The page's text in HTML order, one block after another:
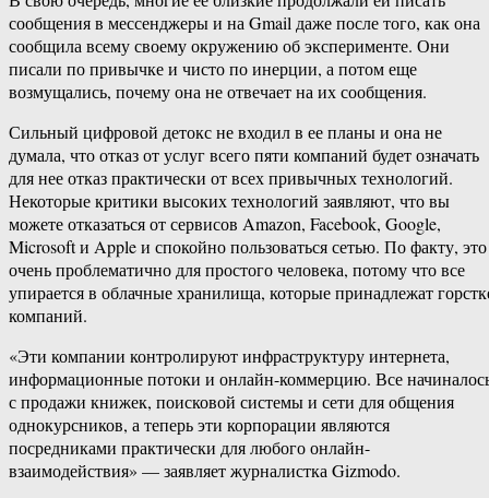
сообщения в мессенджеры и на Gmail даже после того, как она
сообщила всему своему окружению об эксперименте. Они
писали по привычке и чисто по инерции, а потом еще
возмущались, почему она не отвечает на их сообщения.
Сильный цифровой детокс не входил в ее планы и она не
думала, что отказ от услуг всего пяти компаний будет означать
для нее отказ практически от всех привычных технологий.
Некоторые критики высоких технологий заявляют, что вы
можете отказаться от сервисов Amazon, Facebook, Google,
Microsoft и Apple и спокойно пользоваться сетью. По факту, это
очень проблематично для простого человека, потому что все
упирается в облачные хранилища, которые принадлежат
компаний.
«Эти компании контролируют инфраструктуру интернета,
информационные потоки и онлайн-коммерцию. Все
с продажи книжек, поисковой системы и сети для общения
однокурсников, а теперь эти корпорации являются
посредниками практически для любого онлайн-
взаимодействия» — заявляет журналистка Gizmodo.